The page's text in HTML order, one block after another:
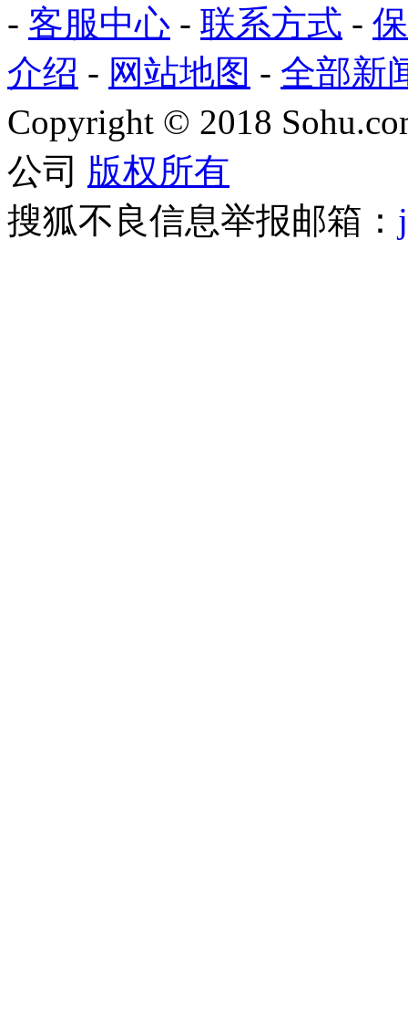
- 客服中心 - 联系方式 -
介绍 - 网站地图 - 全部新
Copyright © 2018
公司 版权所有
搜狐不良信息举报邮箱：